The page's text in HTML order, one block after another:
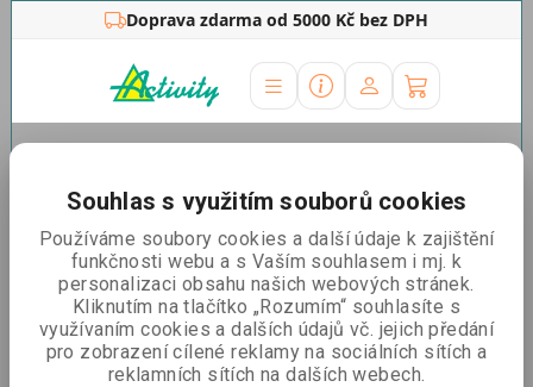
Doprava zdarma od 5000 Kč bez DPH
LED BOX™ promo stolek
Souhlas s využitím souborů cookies
Používáme soubory cookies a další údaje k zajištění
funkčnosti webu a s Vaším souhlasem i mj. k
personalizaci obsahu našich webových stránek.
Kliknutím na tlačítko „Rozumím“ souhlasíte s
využívaním cookies a dalších údajů vč. jejich předání
pro zobrazení cílené reklamy na sociálních sítích a
reklamních sítích na dalších webech.